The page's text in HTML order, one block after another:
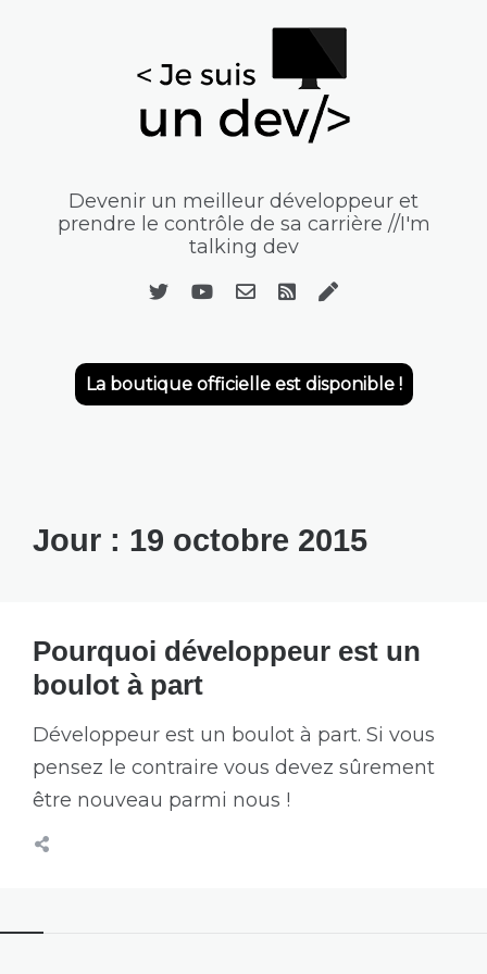
Devenir un meilleur développeur et
prendre le contrôle de sa carrière //I'm
talking dev
La boutique officielle est disponible !
Jour : 19 octobre 2015
Pourquoi développeur est un
boulot à part
Développeur est un boulot à part. Si vous
pensez le contraire vous devez sûrement
être nouveau parmi nous !